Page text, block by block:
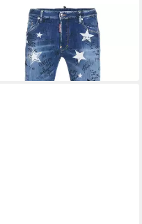
DSQUARED2
Straight-Jeans
469,00 € UVP749,00 €